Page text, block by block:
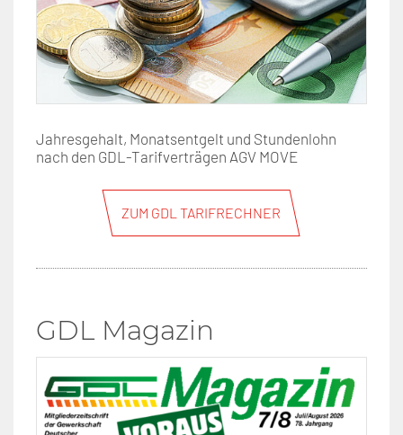
Jahresgehalt, Monatsentgelt und Stundenlohn
nach den GDL-Tarifverträgen AGV MOVE
ZUM GDL TARIFRECHNER
GDL Magazin